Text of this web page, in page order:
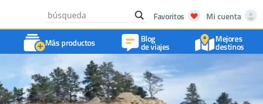
Favoritos
Mi cuenta
Más productos Blog
de viajes
Mejores
destinos